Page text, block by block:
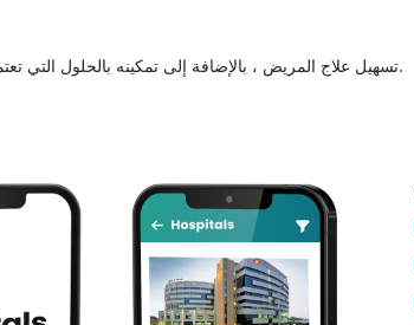
تسهيل علاج المريض ، بالإضافة إلى تمكينه بالحلول التي تعتمد على التكنولوجيا ونظام رعاية المرضى والشفافية في كل خطوة من خطوات رحلة العلاج.